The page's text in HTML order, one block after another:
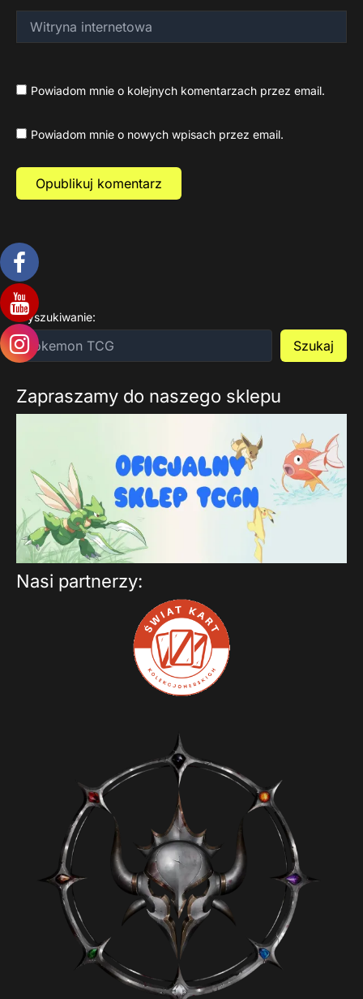
internetowa
Powiadom mnie o kolejnych komentarzach przez email.
Powiadom mnie o nowych wpisach przez email.
Wyszukiwanie:
Szukaj
Zapraszamy do naszego sklepu
Nasi partnerzy: